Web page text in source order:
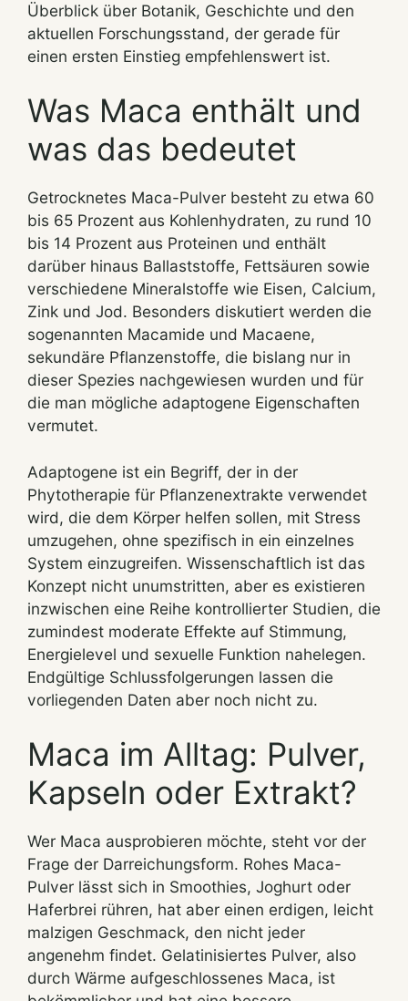
Überblick über Botanik, Geschichte und den
aktuellen Forschungsstand, der gerade für
einen ersten Einstieg empfehlenswert ist.
Was Maca enthält und
was das bedeutet
Getrocknetes Maca-Pulver besteht zu etwa 60
bis 65 Prozent aus Kohlenhydraten, zu rund 10
bis 14 Prozent aus Proteinen und enthält
darüber hinaus Ballaststoffe, Fettsäuren sowie
verschiedene Mineralstoffe wie Eisen, Calcium,
Zink und Jod. Besonders diskutiert werden die
sogenannten Macamide und Macaene,
sekundäre Pflanzenstoffe, die bislang nur in
dieser Spezies nachgewiesen wurden und für
die man mögliche adaptogene Eigenschaften
vermutet.
Adaptogene ist ein Begriff, der in der
Phytotherapie für Pflanzenextrakte verwendet
wird, die dem Körper helfen sollen, mit Stress
umzugehen, ohne spezifisch in ein einzelnes
System einzugreifen. Wissenschaftlich ist das
Konzept nicht unumstritten, aber es existieren
inzwischen eine Reihe kontrollierter Studien, die
zumindest moderate Effekte auf Stimmung,
Energielevel und sexuelle Funktion nahelegen.
Endgültige Schlussfolgerungen lassen die
vorliegenden Daten aber noch nicht zu.
Maca im Alltag: Pulver,
Kapseln oder Extrakt?
Wer Maca ausprobieren möchte, steht vor der
Frage der Darreichungsform. Rohes Maca-
Pulver lässt sich in Smoothies, Joghurt oder
Haferbrei rühren, hat aber einen erdigen, leicht
malzigen Geschmack, den nicht jeder
angenehm findet. Gelatinisiertes Pulver, also
durch Wärme aufgeschlossenes Maca, ist